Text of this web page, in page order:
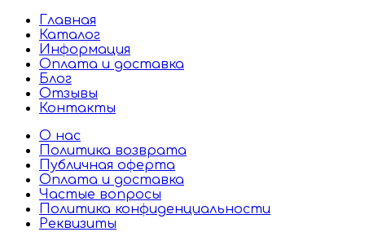
Главная
Каталог
Информация
Оплата и доставка
Блог
Отзывы
Контакты
О нас
Политика возврата
Публичная оферта
Оплата и доставка
Частые вопросы
Политика конфиденциальности
Реквизиты